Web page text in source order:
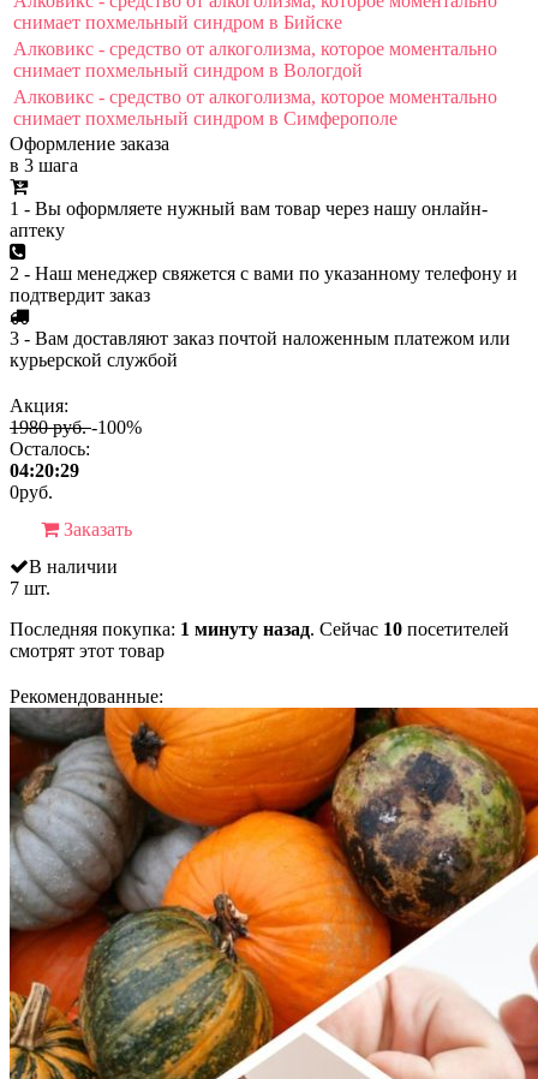
снимает похмельный синдром в Бийске
Алковикс - средство от алкоголизма, которое моментально
снимает похмельный синдром в Вологдой
Алковикс - средство от алкоголизма, которое моментально
снимает похмельный синдром в Симферополе
Оформление заказа
в 3 шага
1 - Вы оформляете нужный вам товар через нашу онлайн-
аптеку
2 - Наш менеджер свяжется с вами по указанному телефону и
подтвердит заказ
3 - Вам доставляют заказ почтой наложенным платежом или
курьерской службой
Акция:
1980 руб.-100%
Осталось:
04:20:29
0руб.
Заказать
В наличии
7 шт.
Последняя покупка: 1 минуту назад. Сейчас 10 посетителей
смотрят этот товар
Рекомендованные: